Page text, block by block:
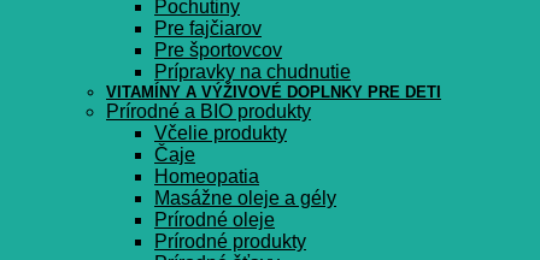
Pochutiny
Pre fajčiarov
Pre športovcov
Prípravky na chudnutie
VITAMÍNY A VÝŽIVOVÉ DOPLNKY PRE DETI
Prírodné a BIO produkty
Včelie produkty
Čaje
Homeopatia
Masážne oleje a gély
Prírodné oleje
Prírodné produkty